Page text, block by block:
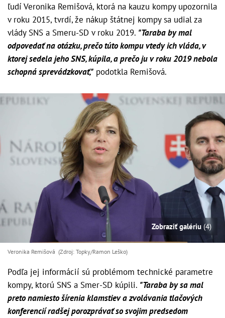
ľudí Veronika Remišová, ktorá na kauzu kompy upozornila
v roku 2015, tvrdí, že nákup štátnej kompy sa udial za
vlády SNS a Smeru-SD v roku 2019. "Taraba by mal
odpovedať na otázku, prečo túto kompu vtedy ich vláda, v
ktorej sedela jeho SNS, kúpila, a prečo ju v roku 2019 nebola
schopná sprevádzkovať," podotkla Remišová.
Zobraziť galériu (4)
Veronika Remišová (Zdroj: Topky/Ramon Leško)
Podľa jej informácií sú problémom technické parametre
kompy, ktorú SNS a Smer-SD kúpili. "Taraba by sa mal
preto namiesto šírenia klamstiev a zvolávania tlačových
konferencií radšej porozprávať so svojim predsedom